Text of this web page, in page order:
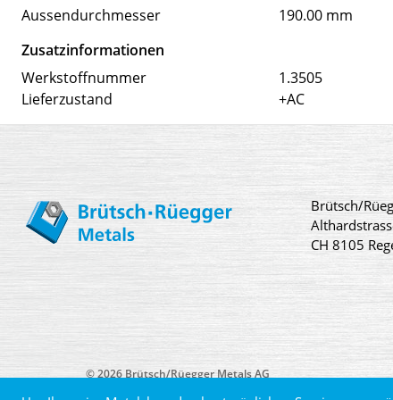
Aussendurchmesser
190.00 mm
Zusatzinformationen
Werkstoffnummer
1.3505
Lieferzustand
+AC
Brütsch/
CH 8105
© 2026 Brütsch/Rüegger Metals AG